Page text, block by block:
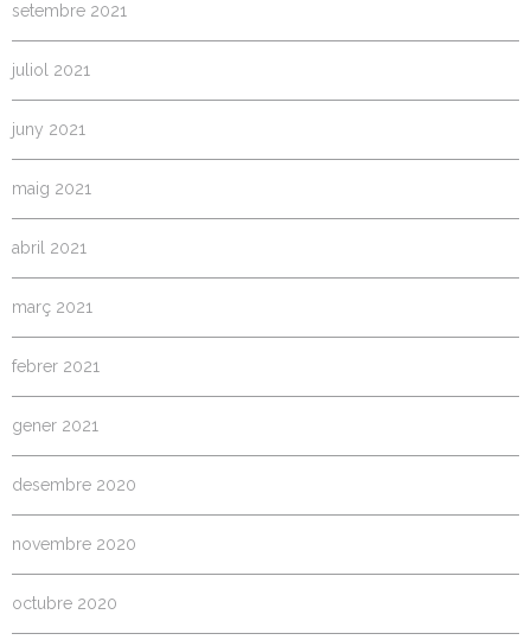
setembre 2021
juliol 2021
juny 2021
maig 2021
abril 2021
març 2021
febrer 2021
gener 2021
desembre 2020
novembre 2020
octubre 2020